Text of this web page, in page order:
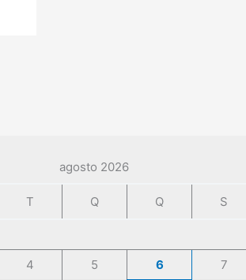
agosto 2026
T Q Q S
4 5 6 7